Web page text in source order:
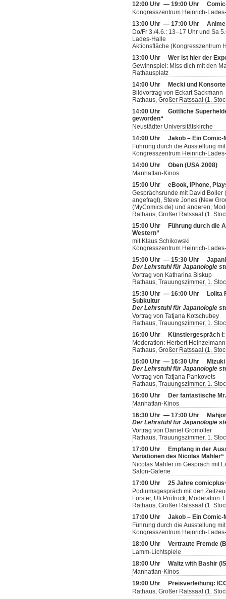
12:00 Uhr — 19:00 Uhr
Kongresszentrum Heinrich-
13:00 Uhr — 17:00 Uhr
Do/Fr 3./4.6.: 13–17 Uhr und Sa
Lades-Halle
Aktionsfläche (Kongresszentrum
13:00 Uhr Wer ist hier der
Gewinnspiel: Miss dich mit den
Rathausplatz
14:00 Uhr
Mecki und
Bildvortrag von Eckart Sackmann
Rathaus, Großer Ratssaal (1.
14:00 Uhr Göttliche
geworden“
Neustädter Universitätskirche
14:00 Uhr Jakob – Ein Comic-
Führung durch die Ausstellung
Kongresszentrum Heinrich-
14:00 Uhr Oben (USA 2008)
Manhattan-Kinos
15:00 Uhr eBook, iPhone,
Gesprächsrunde mit David Boller
angefragt), Steve Jones (New
(MyComics.de) und anderen;
Rathaus, Großer Ratssaal (1.
15:00 Uhr
Führung durch die
Western“
mit Klaus Schikowski
Kongresszentrum Heinrich-
15:00 Uhr — 15:30 Uhr
Der Lehrstuhl für Japanologie
Vortrag von Katharina Biskup
Rathaus, Trauungszimmer, 1.
15:30 Uhr — 16:00 Uhr
Lolita
Subkultur
Der Lehrstuhl für Japanologie
Vortrag von Tatjana Kotschubey
Rathaus, Trauungszimmer, 1.
16:00 Uhr
Künstlergespräch
Moderation: Herbert Heinzelmann
Rathaus, Großer Ratssaal (1.
16:00 Uhr — 16:30 Uhr
Der Lehrstuhl für Japanologie
Vortrag von Tatjana Pankovets
Rathaus, Trauungszimmer, 1.
16:00 Uhr
Der fantastische
Manhattan-Kinos
16:30 Uhr — 17:00 Uhr
Der Lehrstuhl für Japanologie
Vortrag von Daniel Gromöller
Rathaus, Trauungszimmer, 1.
17:00 Uhr
Empfang in der
Variationen des Nicolas Mahler“
Nicolas Mahler im Gespräch mit
Salon-Galerie
17:00 Uhr 25 Jahre
Podiumsgespräch mit den
Förster, Uli Pröfrock; Moderation:
Rathaus, Großer Ratssaal (1.
17:00 Uhr Jakob – Ein Comic-
Führung durch die Ausstellung
Kongresszentrum Heinrich-
18:00 Uhr Vertraute Fremde
Lamm-Lichtspiele
18:00 Uhr Waltz with Bashir
Manhattan-Kinos
19:00 Uhr
Preisverleihung:
Rathaus, Großer Ratssaal (1.